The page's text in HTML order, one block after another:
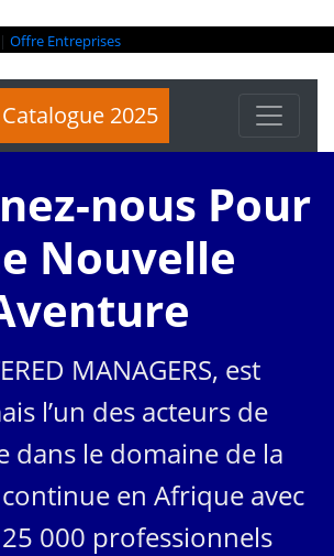
| Offre Entreprises
2025
nous Pour
Nouvelle
MANAGERS, est
l’un des acteurs de
dans le domaine de la
en Afrique avec
000 professionnels